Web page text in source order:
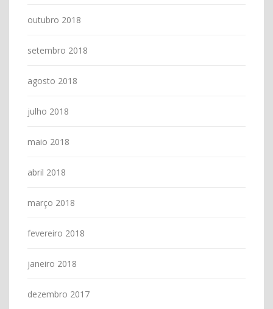
outubro 2018
setembro 2018
agosto 2018
julho 2018
maio 2018
abril 2018
março 2018
fevereiro 2018
janeiro 2018
dezembro 2017